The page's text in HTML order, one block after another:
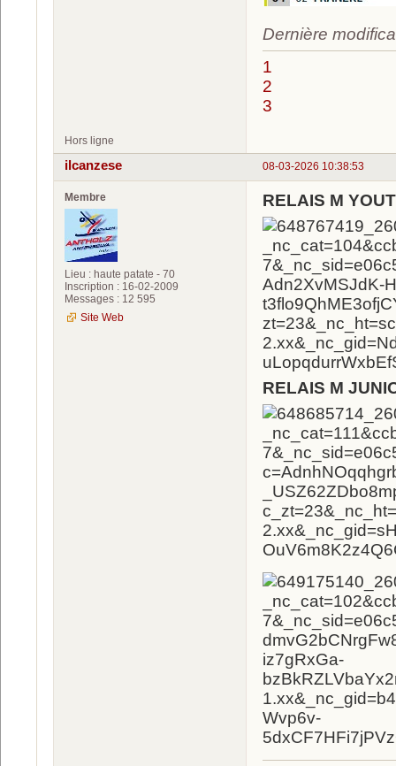
Dernière
1
2
3
Hors ligne
08-03-2026 10:38:53
ilcanzese
Membre
Lieu : haute patate - 70
Inscription : 16-02-2009
Messages : 12 595
Site Web
RELAIS M
RELAIS M